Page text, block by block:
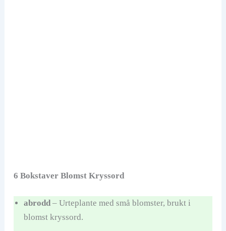
6 Bokstaver Blomst Kryssord
abrodd– Urteplante med små blomster, brukt i
blomst kryssord.